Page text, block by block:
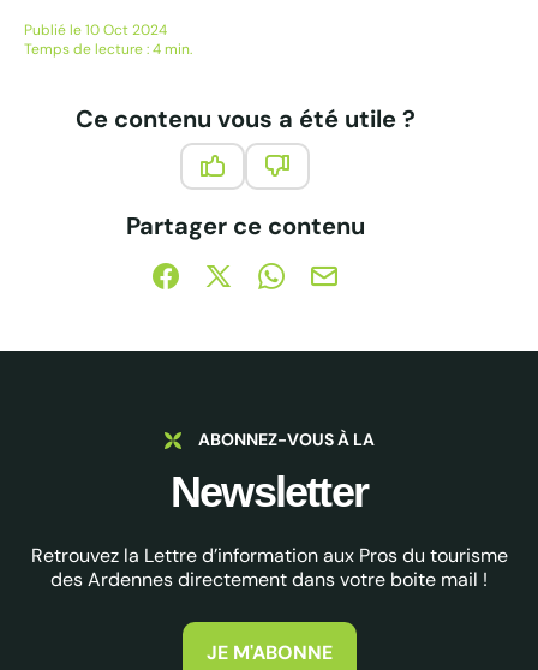
Campagne digitale « slow tourisme en Ardennes » Des pages
de contenus (texte, photo et vidéo) ont été développés sur le
Publié le 10 Oct 2024
Temps de lecture : 4 min.
Ce contenu vous a été utile ?
Partager ce contenu
Partager sur Facebook (nouvelle fenêtre)
Partager sur X / Twitter (nouvelle
Partager sur WhatsApp
Partager par mail
ABONNEZ-VOUS À LA
Newsletter
Retrouvez la Lettre d’information aux Pros du tourisme
des Ardennes directement dans votre boite mail !
JE M'ABONNE